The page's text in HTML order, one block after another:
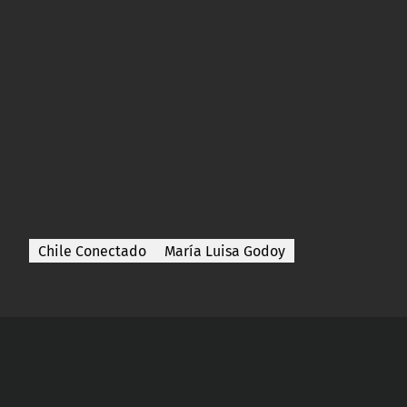
Chile Conectado María Luisa Godoy